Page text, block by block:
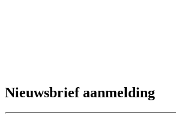
Nieuwsbrief aanmelding